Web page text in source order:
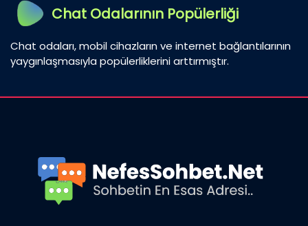
Chat Odalarının Popülerliği
Chat odaları, mobil cihazların ve internet bağlantılarının
yaygınlaşmasıyla popülerliklerini arttırmıştır.